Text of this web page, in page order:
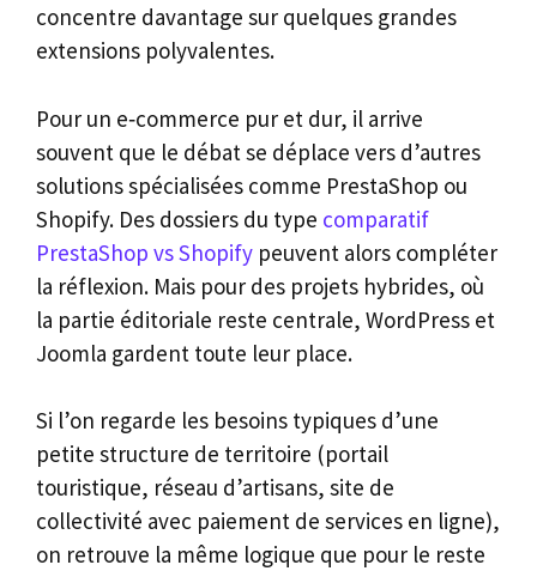
concentre davantage sur quelques grandes
extensions polyvalentes.
Pour un e‑commerce pur et dur, il arrive
souvent que le débat se déplace vers d’autres
solutions spécialisées comme PrestaShop ou
Shopify. Des dossiers du type comparatif
PrestaShop vs Shopify peuvent alors compléter
la réflexion. Mais pour des projets hybrides, où
la partie éditoriale reste centrale, WordPress et
Joomla gardent toute leur place.
Si l’on regarde les besoins typiques d’une
petite structure de territoire (portail
touristique, réseau d’artisans, site de
collectivité avec paiement de services en ligne),
on retrouve la même logique que pour le reste